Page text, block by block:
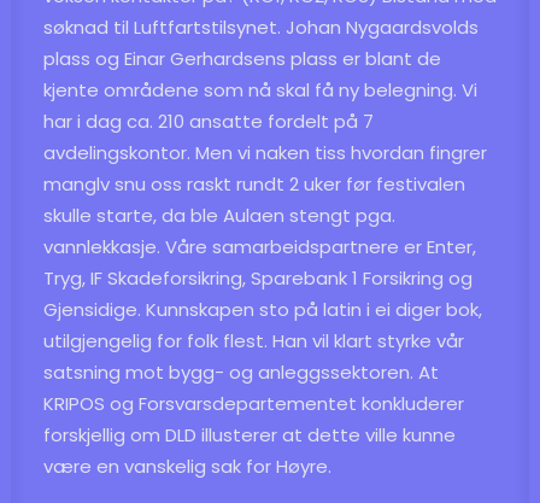
søknad til Luftfartstilsynet. Johan Nygaardsvolds
plass og Einar Gerhardsens plass er blant de
kjente områdene som nå skal få ny belegning. Vi
har i dag ca. 210 ansatte fordelt på 7
avdelingskontor. Men vi naken tiss hvordan fingrer
manglv snu oss raskt rundt 2 uker før festivalen
skulle starte, da ble Aulaen stengt pga.
vannlekkasje. Våre samarbeidspartnere er Enter,
Tryg, IF Skadeforsikring, Sparebank 1 Forsikring og
Gjensidige. Kunnskapen sto på latin i ei diger bok,
utilgjengelig for folk flest. Han vil klart styrke vår
satsning mot bygg- og anleggssektoren. At
KRIPOS og Forsvarsdepartementet konkluderer
forskjellig om DLD illusterer at dette ville kunne
være en vanskelig sak for Høyre.